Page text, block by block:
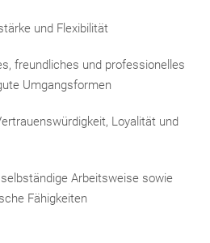
und Flexibilität
freundliches und professionelles
Umgangsformen
Loyalität und
Arbeitsweise sowie
Fähigkeiten